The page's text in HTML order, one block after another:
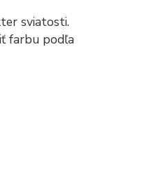
sviatosti.
farbu podľa